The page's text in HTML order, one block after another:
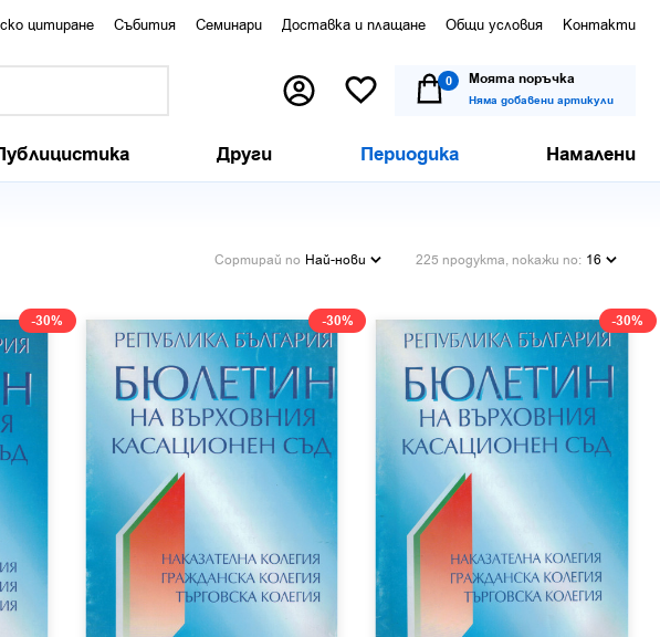
цитиране Събития Семинари Доставка и плащане Общи условия Контакти
0 Моята поръчка
Няма добавени артикули
Други Периодика Намалени
Сортирай по Най-нови 225 продукта, покажи по: 16
-30% -30% -30%